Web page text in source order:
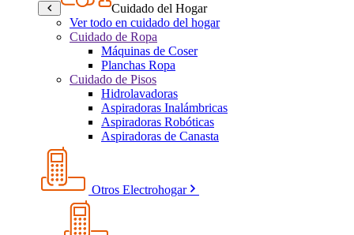
Cuidado del Hogar
Ver todo en cuidado del hogar
Cuidado de Ropa
Máquinas de Coser
Planchas Ropa
Cuidado de Pisos
Hidrolavadoras
Aspiradoras Inalámbricas
Aspiradoras Robóticas
Aspiradoras de Canasta
Otros Electrohogar